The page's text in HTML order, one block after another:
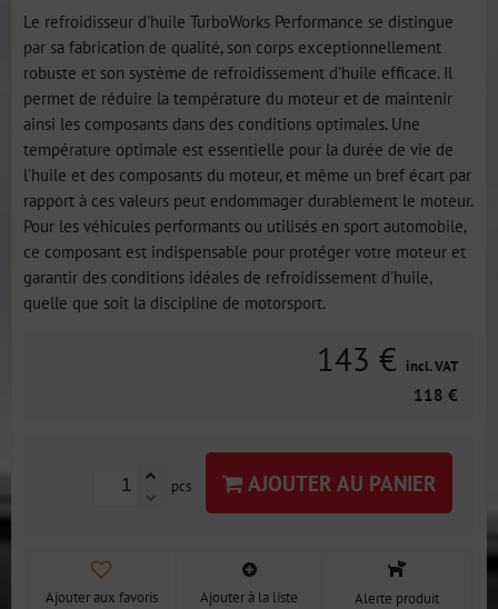
Le refroidisseur d'huile TurboWorks Performance se distingue
par sa fabrication de qualité, son corps exceptionnellement
robuste et son système de refroidissement d'huile efficace. Il
permet de réduire la température du moteur et de maintenir
ainsi les composants dans des conditions optimales. Une
température optimale est essentielle pour la durée de vie de
l'huile et des composants du moteur, et même un bref écart par
rapport à ces valeurs peut endommager durablement le moteur.
Pour les véhicules performants ou utilisés en sport automobile,
ce composant est indispensable pour protéger votre moteur et
garantir des conditions idéales de refroidissement d'huile,
quelle que soit la discipline de motorsport.
143 € incl. VAT
118 €
pcs AJOUTER AU PANIER
Ajouter aux favoris Ajouter à la liste Alerte produit